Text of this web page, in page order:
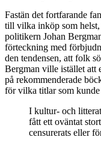
Fastän det fortfarande
till vilka inköp som
politikern Johan
förteckning med
den tendensen, att folk
Bergman ville istället att
på rekommenderade
för vilka titlar som kunde
I kultur- och
fått ett oväntat
censurerats eller